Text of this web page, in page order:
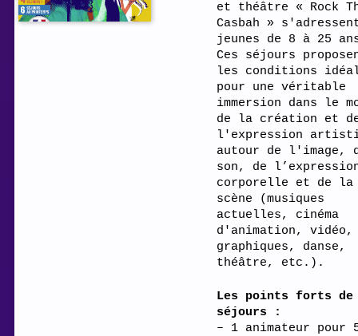
et théâtre « Rock
Casbah »
jeunes de 8 à 25
Ces séjours
les conditions
pour une véritable
immersion dans le
de la création et
l'expression
autour de l'image,
son, de
corporelle et de la
scène (musiques
actuelles, cinéma
d'animation,
graphiques, danse,
théâtre, etc.).
Les points forts de
séjours :
– 1 animateur pour